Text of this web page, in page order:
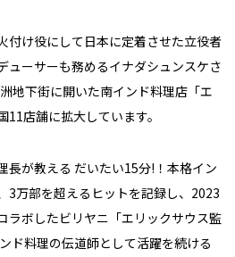
付け役にして日本に定着させた立役者
ューサーも務めるイナダシュンスケさ
地下街に開いた南インド料理店「エ
店舗に拡大しています。
長が教える だいたい15分!！本格イン
3万部を超えるヒットを記録し、2023
ラボしたビリヤニ「エリックサウス監
ド料理の伝道師として活躍を続ける